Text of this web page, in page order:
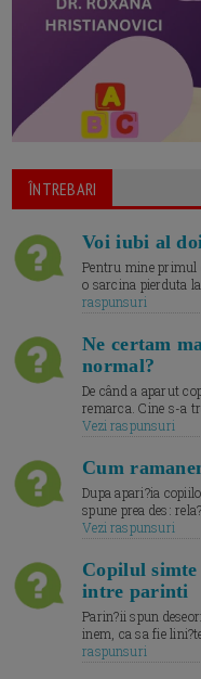
ÎNTREBARI
Voi iubi al
Pentru mine primul
o sarcina pierduta
raspunsuri
Ne certam
normal?
De când a aparut
remarca. Cine s-a
Vezi raspunsuri
Cum
Dupa apari?ia
spune prea des:
Vezi raspunsuri
Copilul
intre parinti
Parin?ii spun
inem, ca sa fie
raspunsuri